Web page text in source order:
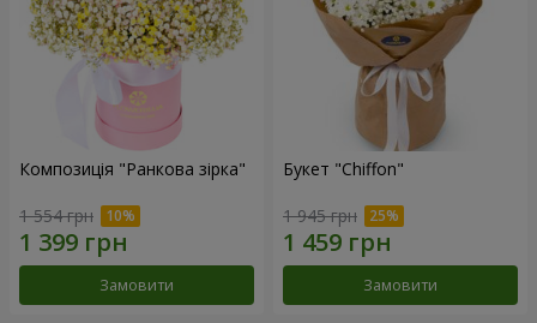
Композиція "Ранкова зірка"
1 554 грн
Замовити
Букет "Chiffon"
1 945 грн
Замовити